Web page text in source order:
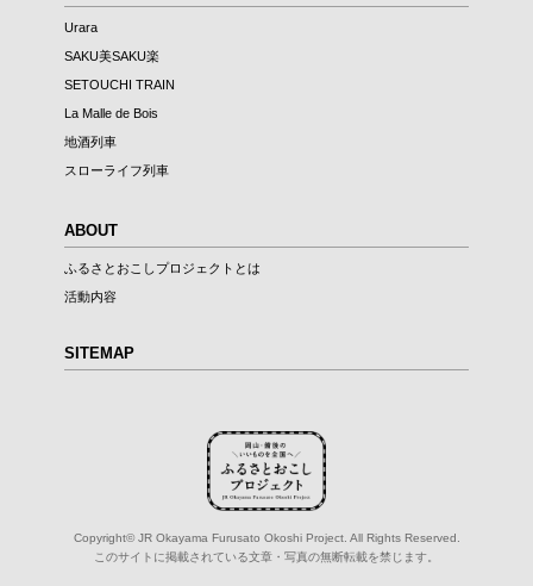
Urara
SAKU美SAKU楽
SETOUCHI TRAIN
La Malle de Bois
地酒列車
スローライフ列車
ABOUT
ふるさとおこしプロジェクトとは
活動内容
SITEMAP
Copyright© JR Okayama Furusato Okoshi Project. All Rights Reserved.
このサイトに掲載されている文章・写真の無断転載を禁じます。